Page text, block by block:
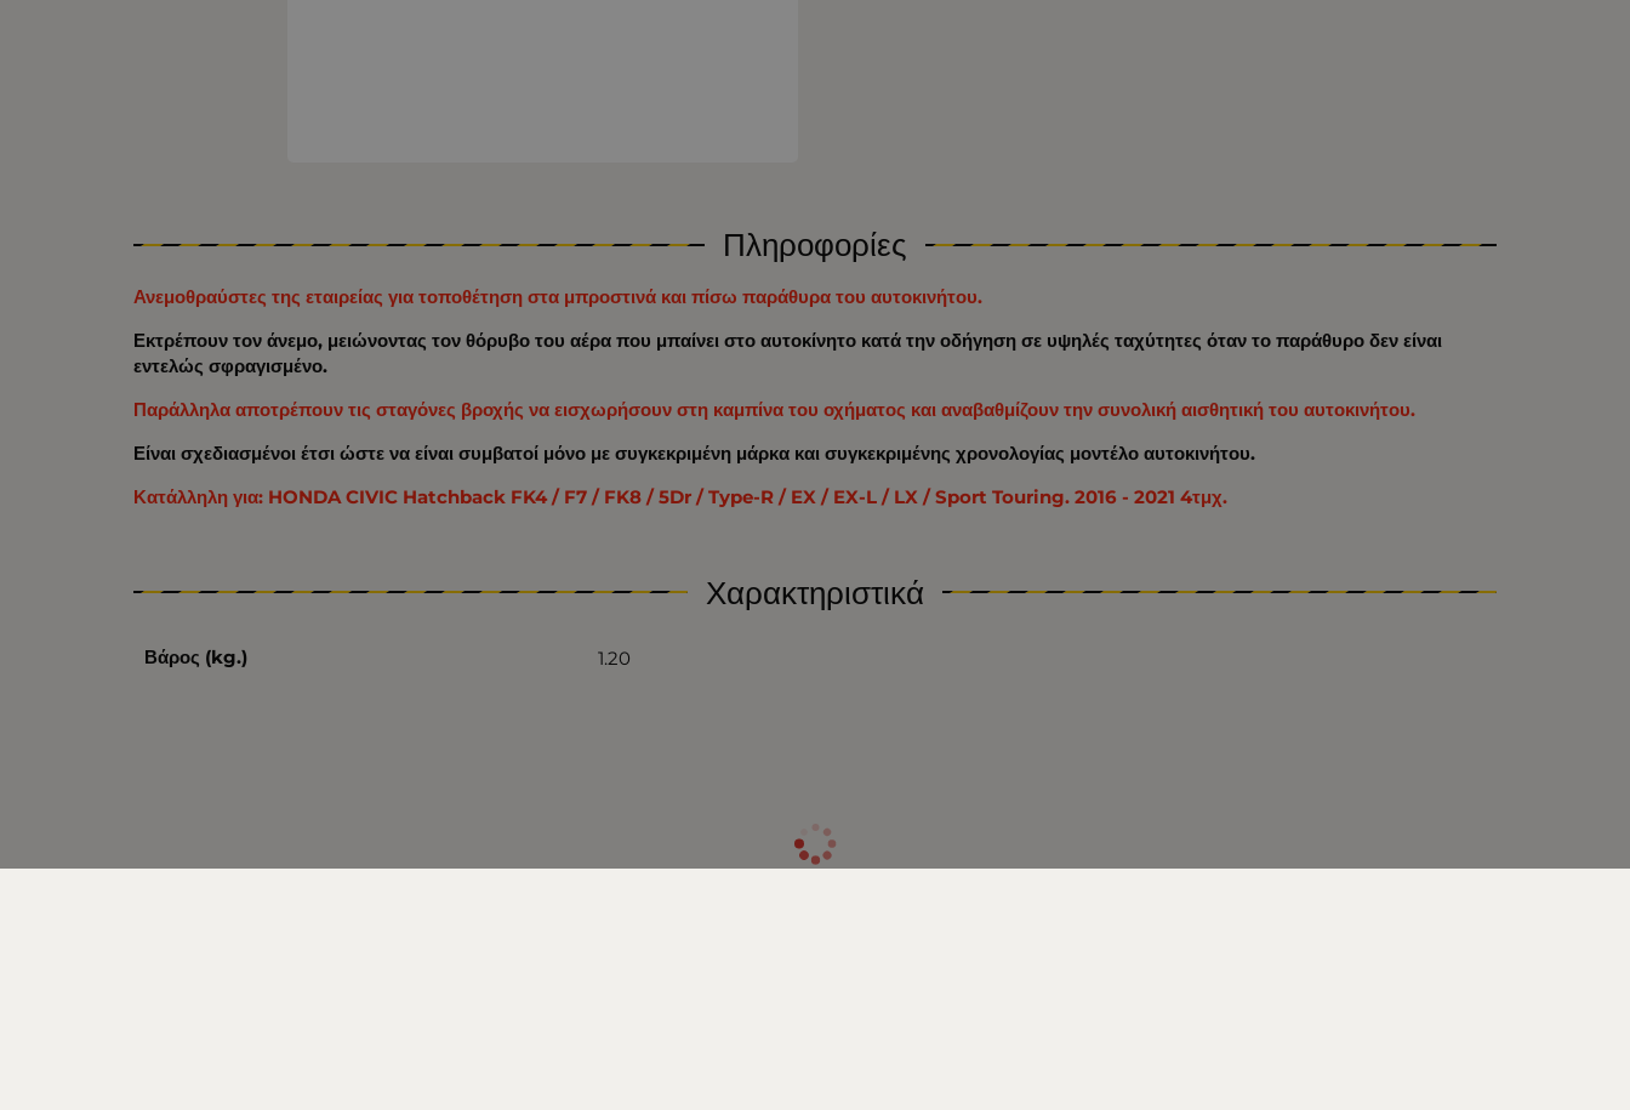
Πληροφορίες
Ανεμοθραύστες της εταιρείας για τοποθέτηση στα μπροστινά και πίσω παράθυρα του αυτοκινήτου.
Εκτρέπουν τον άνεμο, μειώνοντας τον θόρυβο του αέρα που μπαίνει στο αυτοκίνητο κατά την οδήγηση σε υψηλές ταχύτητες όταν το παράθυρο δεν είναι
εντελώς σφραγισμένο.
Παράλληλα αποτρέπουν τις σταγόνες βροχής να εισχωρήσουν στη καμπίνα του οχήματος και αναβαθμίζουν την συνολική αισθητική του αυτοκινήτου.
Είναι σχεδιασμένοι έτσι ώστε να είναι συμβατοί μόνο με συγκεκριμένη μάρκα και συγκεκριμένης χρονολογίας μοντέλο αυτοκινήτου.
Κατάλληλη για: HONDA CIVIC Hatchback FK4 / F7 / FK8 / 5Dr / Type-R / EX / EX-L / LX / Sport Touring. 2016 - 2021 4τμχ.
Χαρακτηριστικά
Βάρος (kg.) 1.20